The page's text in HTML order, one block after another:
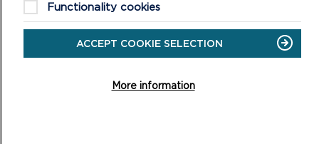
Functionality cookies
ACCEPT COOKIE SELECTION
More information